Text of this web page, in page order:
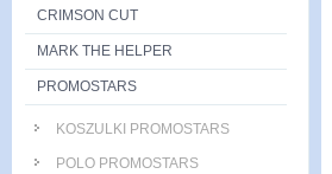
CRIMSON CUT
MARK THE HELPER
PROMOSTARS
KOSZULKI PROMOSTARS
POLO PROMOSTARS